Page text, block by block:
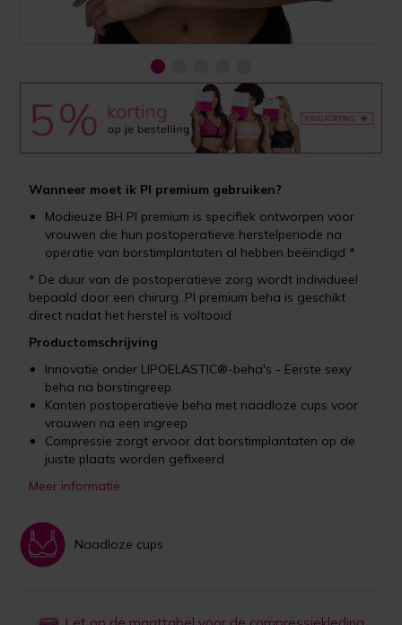
Wanneer moet ik PI premium gebruiken?
Modieuze BH PI premium is specifiek ontworpen voor
vrouwen die hun postoperatieve herstelperiode na
operatie van borstimplantaten al hebben beëindigd *
* De duur van de postoperatieve zorg wordt individueel
bepaald door een chirurg. PI premium beha is geschikt
direct nadat het herstel is voltooid
Productomschrijving
Innovatie onder LIPOELASTIC®-beha's - Eerste sexy
beha na borstingreep
Kanten postoperatieve beha met naadloze cups voor
vrouwen na een ingreep
Compressie zorgt ervoor dat borstimplantaten op de
juiste plaats worden gefixeerd
Meer informatie
Naadloze cups